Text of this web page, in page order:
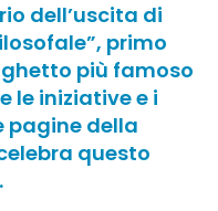
dell’uscita di
primo
più famoso
le iniziative e i
pagine della
questo